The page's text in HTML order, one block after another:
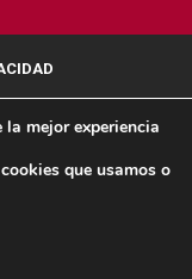
mejor experiencia
que usamos o